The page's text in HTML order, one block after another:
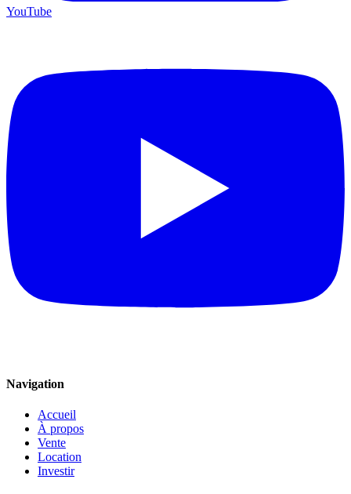
YouTube
Navigation
Accueil
À propos
Vente
Location
Investir